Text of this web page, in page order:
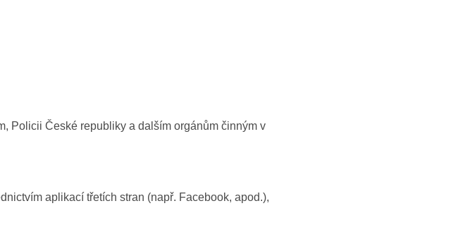
Policii České republiky a dalším orgánům činným v
aplikací třetích stran (např. Facebook, apod.),